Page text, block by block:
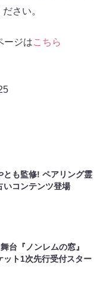
さい。
ージはこちら
とも監修! ペアリング霊
いコンテンツ登場
台『ノンレムの窓』
ト1次先行受付スター